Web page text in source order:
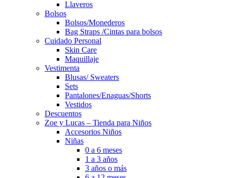
Llaveros
Bolsos
Bolsos/Monederos
Bag Straps /Cintas para bolsos
Cuidado Personal
Skin Care
Maquillaje
Vestimenta
Blusas/ Sweaters
Sets
Pantalones/Enaguas/Shorts
Vestidos
Descuentos
Zoe y Lucas – Tienda para Niños
Accesorios Niños
Niñas
0 a 6 meses
1 a 3 años
3 años o más